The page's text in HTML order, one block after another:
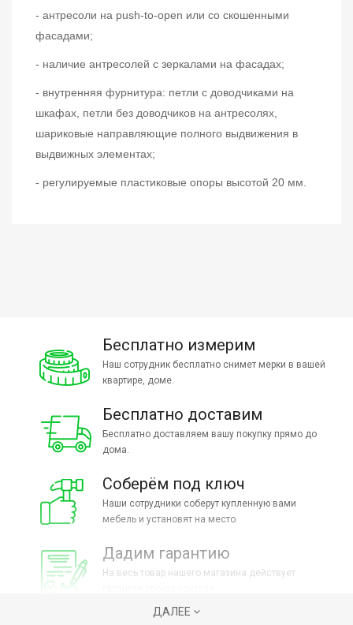
- антресоли на push-to-open или со скошенными
фасадами;
- наличие антресолей с зеркалами на фасадах;
- внутренняя фурнитура: петли с доводчиками на
шкафах, петли без доводчиков на антресолях,
шариковые направляющие полного выдвижения в
выдвижных элементах;
- регулируемые пластиковые опоры высотой 20 мм.
Бесплатно измерим
Наш сотрудник бесплатно снимет мерки в вашей
квартире, доме.
Бесплатно доставим
Бесплатно доставляем вашу покупку прямо до
дома.
Соберём под ключ
Наши сотрудники соберут купленную вами
мебель и установят на место.
Дадим гарантию
На весь товар нашего магазина действует
ДАЛЕЕ